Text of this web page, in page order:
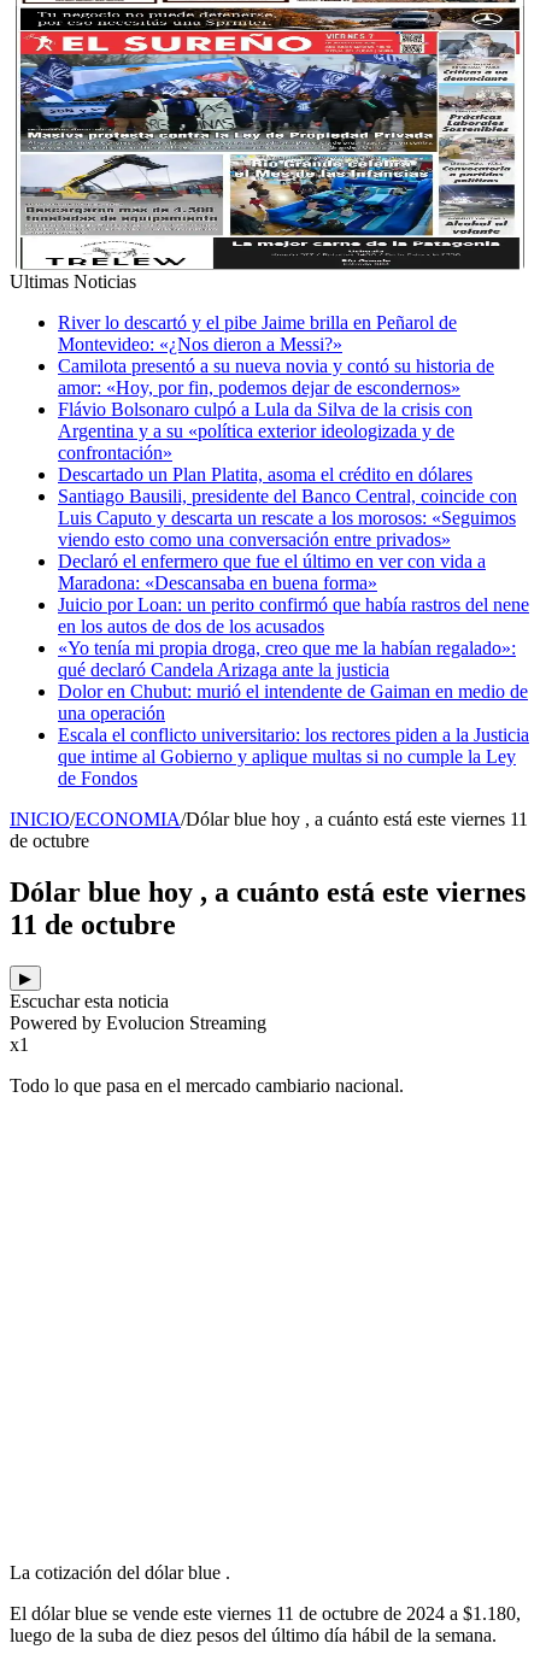
Ultimas Noticias
River lo descartó y el pibe Jaime brilla en Peñarol de
Montevideo: «¿Nos dieron a Messi?»
Camilota presentó a su nueva novia y contó su historia de
amor: «Hoy, por fin, podemos dejar de escondernos»
Flávio Bolsonaro culpó a Lula da Silva de la crisis con
Argentina y a su «política exterior ideologizada y de
confrontación»
Descartado un Plan Platita, asoma el crédito en dólares
Santiago Bausili, presidente del Banco Central, coincide con
Luis Caputo y descarta un rescate a los morosos: «Seguimos
viendo esto como una conversación entre privados»
Declaró el enfermero que fue el último en ver con vida a
Maradona: «Descansaba en buena forma»
Juicio por Loan: un perito confirmó que había rastros del nene
en los autos de dos de los acusados
«Yo tenía mi propia droga, creo que me la habían regalado»:
qué declaró Candela Arizaga ante la justicia
Dolor en Chubut: murió el intendente de Gaiman en medio de
una operación
Escala el conflicto universitario: los rectores piden a la Justicia
que intime al Gobierno y aplique multas si no cumple la Ley
de Fondos
INICIO/ECONOMIA/Dólar blue hoy , a cuánto está este viernes 11
de octubre
Dólar blue hoy , a cuánto está este viernes
11 de octubre
▶
Escuchar esta noticia
Powered by Evolucion Streaming
x1
Todo lo que pasa en el mercado cambiario nacional.
La cotización del dólar blue .
El dólar blue se vende este viernes 11 de octubre de 2024 a $1.180,
luego de la suba de diez pesos del último día hábil de la semana.